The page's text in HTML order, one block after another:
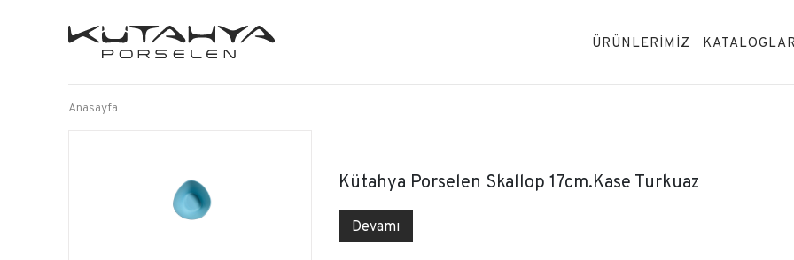
ÜRÜNLERİMİZ
Anasayfa
Kütahya Porselen Skallop 17cm.Kase Turkuaz
Devamı